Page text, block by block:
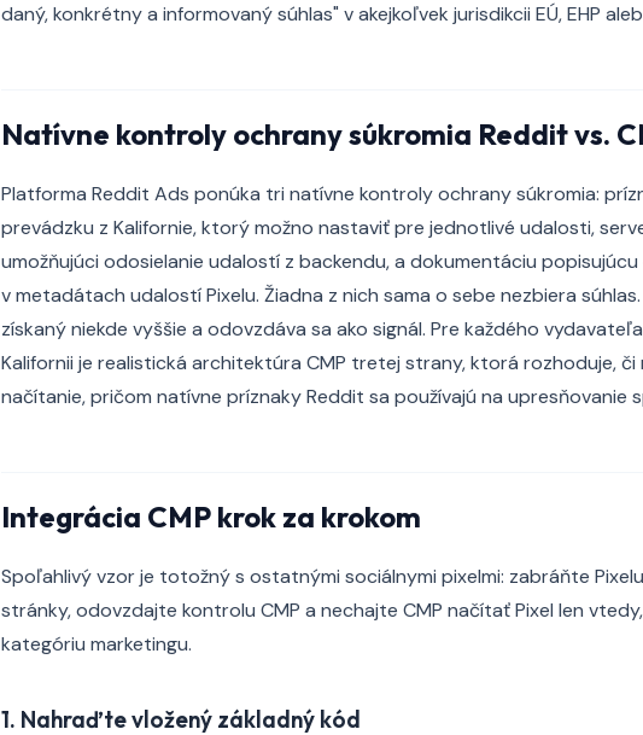
daný, konkrétny a informovaný súhlas" v akejkoľvek jurisdikcii EÚ, EHP
Natívne kontroly ochrany súkromia Reddit vs.
Platforma Reddit Ads ponúka tri natívne kontroly ochrany súkromia:
prevádzku z Kalifornie, ktorý možno nastaviť pre jednotlivé udalosti,
umožňujúci odosielanie udalostí z backendu, a dokumentáciu
v metadátach udalostí Pixelu. Žiadna z nich sama o sebe nezbiera
získaný niekde vyššie a odovzdáva sa ako signál. Pre každého
Kalifornii je realistická architektúra CMP tretej strany, ktorá rozhoduje, či
načítanie, pričom natívne príznaky Reddit sa používajú na upresňovanie
Integrácia CMP krok za krokom
Spoľahlivý vzor je totožný s ostatnými sociálnymi pixelmi: zabráňte
stránky, odovzdajte kontrolu CMP a nechajte CMP načítať Pixel len
kategóriu marketingu.
1. Nahraďte vložený základný kód